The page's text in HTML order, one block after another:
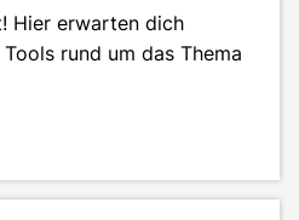
Hier erwarten dich
rund um das Thema